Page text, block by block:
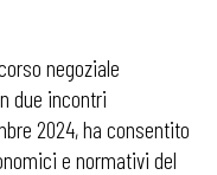
negoziale
due incontri
2024, ha consentito
e normativi del